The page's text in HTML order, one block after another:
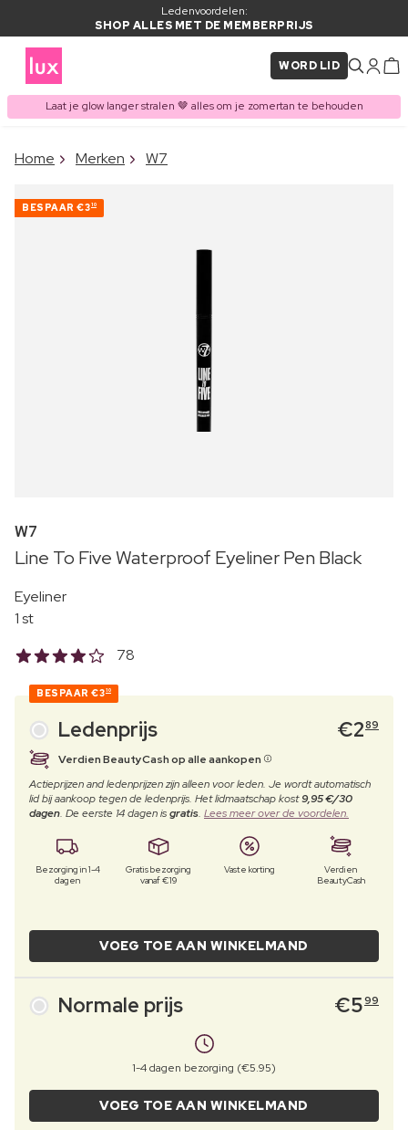
Ledenvoordelen:
SHOP ALLES MET DE MEMBERPRIJS
WORD LID
Laat je glow langer stralen 🤎 alles om je zomertan te behouden
ITEM TOEGEVOEGD AAN
Home Merken W7
BESPAAR €310
W7
Line To Five Waterproof Eyeliner Pen Black
Eyeliner
1 st
78
BESPAAR €310
Ledenprijs €289
Verdien BeautyCash op alle aankopen
Actieprijzen and ledenprijzen zijn alleen voor leden. Je wordt automatisch
lid bij aankoop tegen de ledenprijs. Het lidmaatschap kost9,95 €/30
dagen. De eerste 14 dagen isgratis. Lees meer over de voordelen.
Bezorging in 1-4
dagen
Gratis bezorging
vanaf €19
Vaste korting
Verdien
BeautyCash
VOEG TOE AAN WINKELMAND
Normale prijs €599
1-4 dagen bezorging (€5.95)
VOEG TOE AAN WINKELMAND